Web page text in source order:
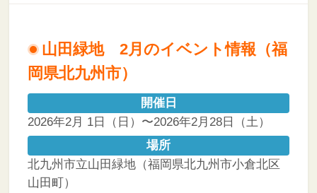
山田緑地 2月のイベント情報（福
岡県北九州市）
開催日
2026年2月 1日（日）〜2026年2月28日（土）
場所
北九州市立山田緑地（福岡県北九州市小倉北区
山田町）